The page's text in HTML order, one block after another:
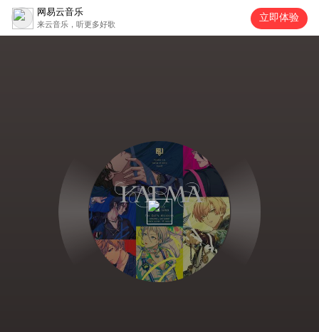
网易云音乐
来云音乐，听更多好歌
立即体验